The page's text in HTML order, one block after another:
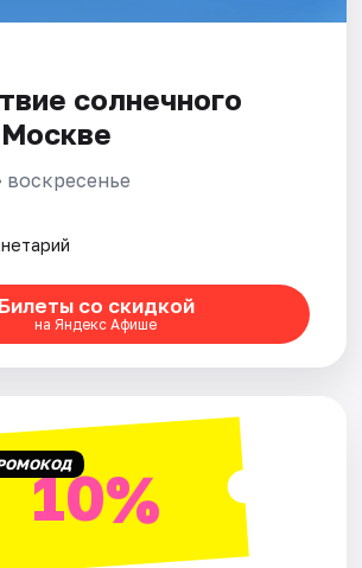
солнечного
воскресенье
Билеты со скидкой
на Яндекс Афише
10%